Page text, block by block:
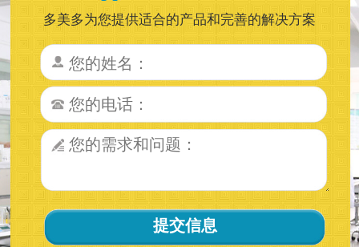
多美多为您提供适合的产品和完善的解决方案